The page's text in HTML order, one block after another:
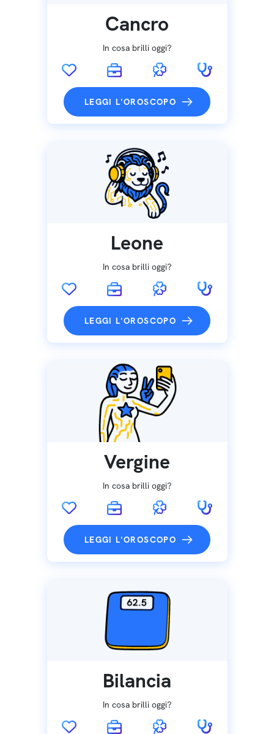
Cancro
In cosa brilli oggi?
LEGGI L'OROSCOPO
Leone
In cosa brilli oggi?
LEGGI L'OROSCOPO
Vergine
In cosa brilli oggi?
LEGGI L'OROSCOPO
Bilancia
In cosa brilli oggi?